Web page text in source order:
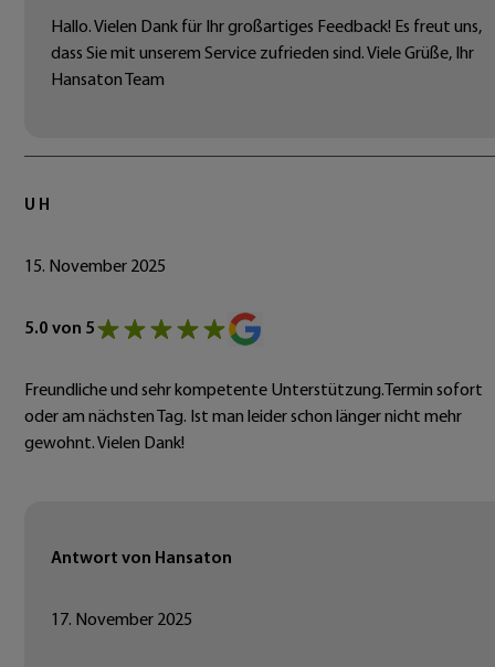
Hallo. Vielen Dank für Ihr großartiges Feedback! Es freut uns,
dass Sie mit unserem Service zufrieden sind. Viele Grüße, Ihr
Hansaton Team
U H
15. November 2025
5.0 von 5
Freundliche und sehr kompetente Unterstützung.Termin sofort
oder am nächsten Tag. Ist man leider schon länger nicht mehr
gewohnt. Vielen Dank!
Antwort von Hansaton
17. November 2025